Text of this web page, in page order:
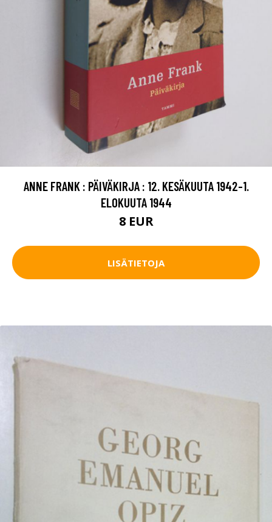
ANNE FRANK : PÄIVÄKIRJA : 12. KESÄKUUTA 1942-1.
ELOKUUTA 1944
8 EUR
LISÄTIETOJA